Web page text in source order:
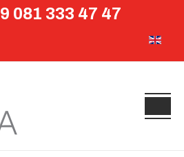
081 333 47 47